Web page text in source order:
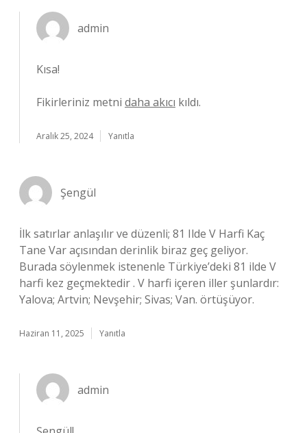
admin
Kısa!
Fikirleriniz metni daha akıcı kıldı.
Aralık 25, 2024 Yanıtla
Şengül
İlk satırlar anlaşılır ve düzenli; 81 Ilde V Harfi Kaç
Tane Var açısından derinlik biraz geç geliyor.
Burada söylenmek istenenle Türkiye’deki 81 ilde V
harfi kez geçmektedir . V harfi içeren iller şunlardır:
Yalova; Artvin; Nevşehir; Sivas; Van. örtüşüyor.
Haziran 11, 2025 Yanıtla
admin